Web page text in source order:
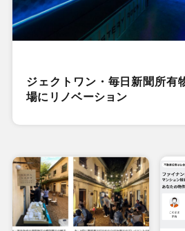
ジェクトワン・毎日新聞所有
場にリノベーション